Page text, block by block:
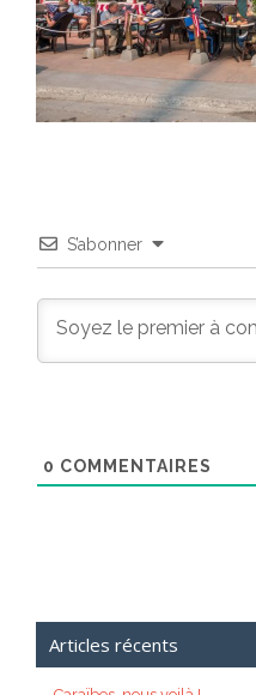
S’abonner
0 COMMENTAIRES
Articles récents